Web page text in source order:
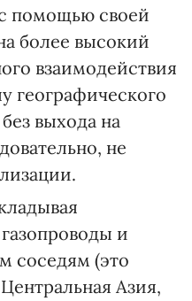
помощью своей
более высокий
взаимодействия
географического
выхода на
не
и
соседям (это
Азия,